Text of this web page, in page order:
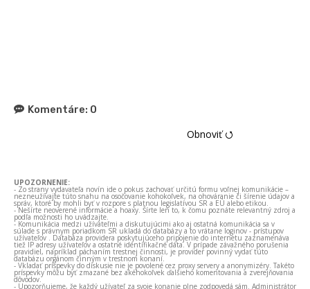
Komentáre: 0
Obnoviť ⭯
UPOZORNENIE:
- Zo strany vydavateľa novín ide o pokus zachovať určitú formu voľnej komunikácie –
nezneužívajte túto snahu na osočovanie kohokoľvek, na ohováranie či šírenie údajov a
správ, ktoré by mohli byť v rozpore s platnou legislatívou SR a EÚ alebo etikou.
- Nešírte neoverené informácie a hoaxy. Šírte len to, k čomu poznáte relevantný zdroj a
podľa možnosti ho uvádzajte.
- Komunikácia medzi užívateľmi a diskutujúcimi ako aj ostatná komunikácia sa v
súlade s právnym poriadkom SR ukladá do databázy a to vrátane loginov - prístupov
užívateľov . Databáza providera poskytujúceho pripojenie do internetu zaznamenáva
tiež IP adresy užívateľov a ostatné identifikačné dáta. V prípade závažného porušenia
pravidiel, napríklad páchaním trestnej činnosti, je provider povinný vydať túto
databázu orgánom činným v trestnom konaní.
- Vkladať príspevky do diskusie nie je povolené cez proxy servery a anonymizéry. Takéto
príspevky môžu byť zmazané bez akéhokoľvek ďalšieho komentovania a zverejňovania
dôvodov.
- Upozorňujeme, že každý užívateľ za svoje konanie plne zodpovedá sám. Administrátor